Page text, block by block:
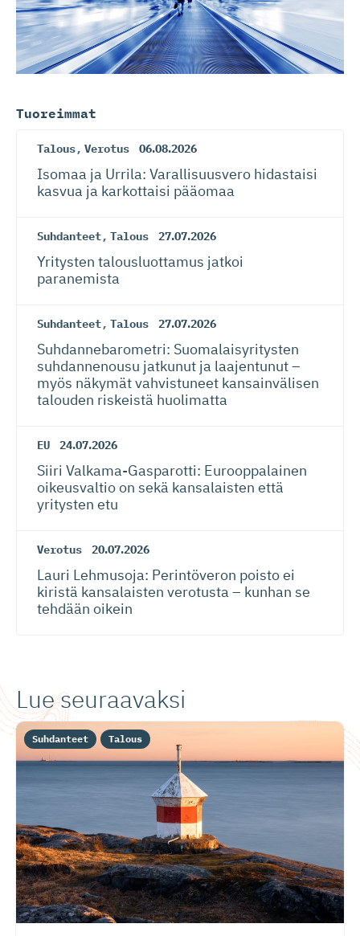
Tuoreimmat
Talous, Verotus 06.08.2026
Isomaa ja Urrila: Varallisuusvero hidastaisi
kasvua ja karkottaisi pääomaa
Suhdanteet, Talous 27.07.2026
Yritysten talousluottamus jatkoi
paranemista
Suhdanteet, Talous 27.07.2026
Suhdanneba­ro­metri: Suomalaisy­ri­tysten
suhdannenousu jatkunut ja laajentunut –
myös näkymät vahvistuneet kansainvälisen
talouden riskeistä huolimatta
EU 24.07.2026
Siiri Valkama-Gas­pa­rotti: Eurooppalainen
oikeusvaltio on sekä kansalaisten että
yritysten etu
Verotus 20.07.2026
Lauri Lehmusoja: Perintöveron poisto ei
kiristä kansalaisten verotusta – kunhan se
tehdään oikein
Lue seuraavaksi
Suhdanteet Talous